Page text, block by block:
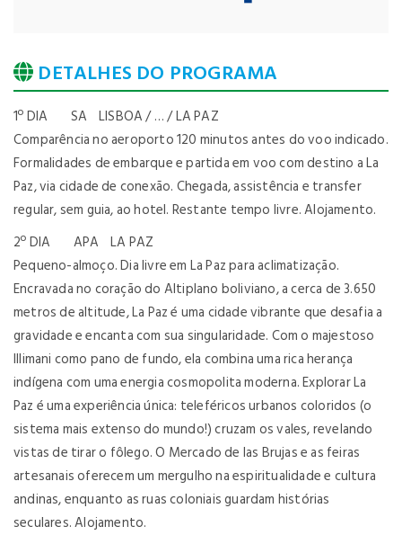
DETALHES DO PROGRAMA
1º DIA SA LISBOA / … / LA PAZ
Comparência no aeroporto 120 minutos antes do voo indicado.
Formalidades de embarque e partida em voo com destino a La
Paz, via cidade de conexão. Chegada, assistência e transfer
regular, sem guia, ao hotel. Restante tempo livre. Alojamento.
2º DIA APA LA PAZ
Pequeno-almoço. Dia livre em La Paz para aclimatização.
Encravada no coração do Altiplano boliviano, a cerca de 3.650
metros de altitude, La Paz é uma cidade vibrante que desafia a
gravidade e encanta com sua singularidade. Com o majestoso
Illimani como pano de fundo, ela combina uma rica herança
indígena com uma energia cosmopolita moderna. Explorar La
Paz é uma experiência única: teleféricos urbanos coloridos (o
sistema mais extenso do mundo!) cruzam os vales, revelando
vistas de tirar o fôlego. O Mercado de las Brujas e as feiras
artesanais oferecem um mergulho na espiritualidade e cultura
andinas, enquanto as ruas coloniais guardam histórias
seculares. Alojamento.